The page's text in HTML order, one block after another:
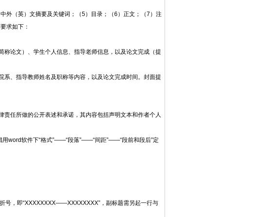
外（英）文摘要及关键词；（5）目录；（6）正文；（7）注
求如下：
论文）、学生个人信息、指导老师信息，以及论文完成（提
、指导教师姓名及职称等内容，以及论文完成时间。封面提
任所做的公开表述和承诺，其内容包括声明文本和作者个人
用word软件下“格式”——“段落”——“间距”——“段前和段后”定
号，即“XXXXXXXX——XXXXXXXX”，副标题需另起一行与